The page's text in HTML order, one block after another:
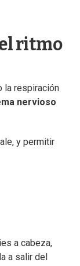
ritmo
la respiración
nervioso
y permitir
a cabeza,
a salir del